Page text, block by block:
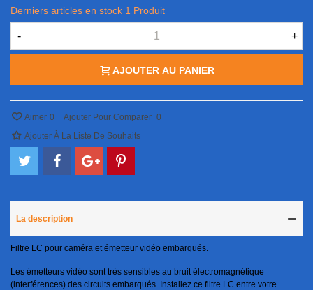
Derniers articles en stock 1 Produit
- +
AJOUTER AU PANIER
Aimer 0 Ajouter Pour Comparer 0
Ajouter À La Liste De Souhaits
La description
Filtre LC pour caméra et émetteur vidéo embarqués.
Les émetteurs vidéo sont très sensibles au bruit électromagnétique
(interférences) des circuits embarqués. Installez ce filtre LC entre votre